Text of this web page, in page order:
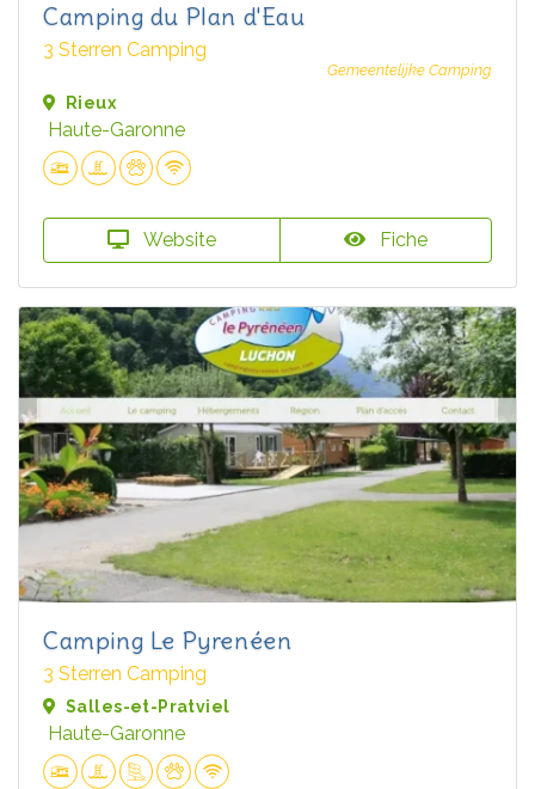
Camping du Plan d'Eau
3 Sterren Camping
Gemeentelijke Camping
Rieux
Haute-Garonne
Website Fiche
Camping Le Pyrenéen
3 Sterren Camping
Salles-et-Pratviel
Haute-Garonne